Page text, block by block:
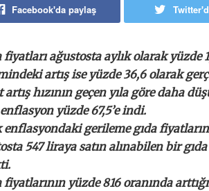
Facebook'da paylaş
fiyatları ağustosta aylık olarak yüzde
artış ise yüzde 36,6 olarak
artış hızının geçen yıla göre daha
enflasyon yüzde 67,5’e indi.
enflasyondaki gerileme gıda
547 liraya satın alınabilen bir
fiyatlarının yüzde 816 oranında